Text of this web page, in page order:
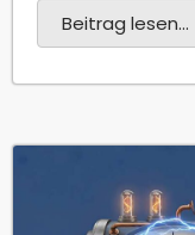
Beitrag lesen...